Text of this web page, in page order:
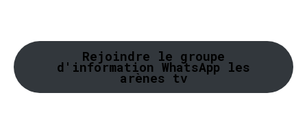
Rejoindre le groupe
d'information WhatsApp les
arènes tv